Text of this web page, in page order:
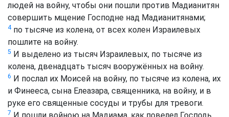
людей на войну, чтобы они пошли против Мадианитян
совершить мщение Господне над Мадианитянами;
4по тысяче из колена, от всех колен Израилевых
пошлите на войну.
5 И выделено из тысяч Израилевых, по тысяче из
колена, двенадцать тысяч вооружённых на войну.
6 И послал их Моисей на войну, по тысяче из колена, их
и Финееса, сына Елеазара, священника, на войну, и в
руке его священные сосуды и трубы для тревоги.
7